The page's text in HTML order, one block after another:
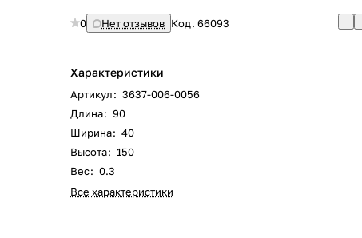
0 Нет отзывов Код.66093
Характеристики
Артикул: 3637-006-0056
Длина: 90
Ширина: 40
Высота: 150
Вес: 0.3
Все характеристики
Добавляйте товарыв корзину
Оплачивайте сегодня только
% картой любого банка
Получайте товарвыбранный способом